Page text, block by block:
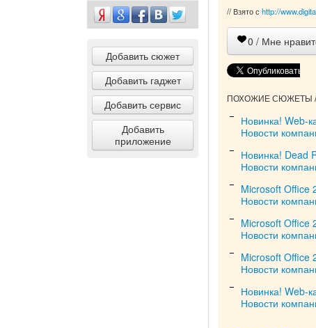
Добавить сюжет
Добавить гаджет
Добавить сервис
Добавить
приложение
// Взято с http://
0 / Мне
ПОХОЖИЕ СЮЖЕТЫ /
Новинка! Web-
Новости
Новинка! Dead
Новости
Microsoft Office
Новости
Microsoft Office
Новости
Microsoft Office
Новости
Новинка! Web-
Новости